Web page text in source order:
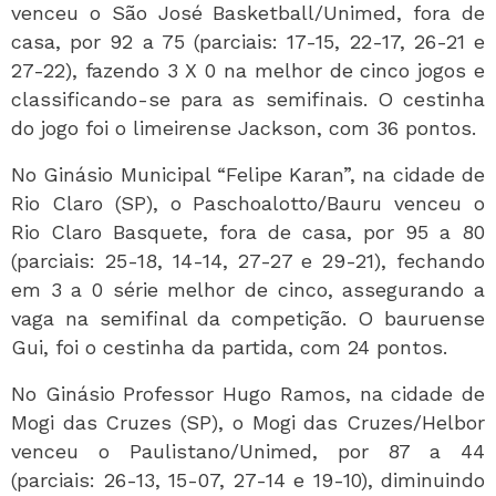
venceu o São José Basketball/Unimed, fora de
casa, por 92 a 75 (parciais: 17-15, 22-17, 26-21 e
27-22), fazendo 3 X 0 na melhor de cinco jogos e
classificando-se para as semifinais. O cestinha
do jogo foi o limeirense Jackson, com 36 pontos.
No Ginásio Municipal “Felipe Karan”, na cidade de
Rio Claro (SP), o Paschoalotto/Bauru venceu o
Rio Claro Basquete, fora de casa, por 95 a 80
(parciais: 25-18, 14-14, 27-27 e 29-21), fechando
em 3 a 0 série melhor de cinco, assegurando a
vaga na semifinal da competição. O bauruense
Gui, foi o cestinha da partida, com 24 pontos.
No Ginásio Professor Hugo Ramos, na cidade de
Mogi das Cruzes (SP), o Mogi das Cruzes/Helbor
venceu o Paulistano/Unimed, por 87 a 44
(parciais: 26-13, 15-07, 27-14 e 19-10), diminuindo